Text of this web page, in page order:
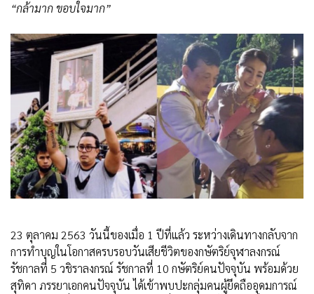
“กล้ามาก ขอบใจมาก”
23 ตุลาคม 2563 วันนี้ของเมื่อ 1 ปีที่แล้ว ระหว่างเดินทางกลับจาก
การทำบุญในโอกาสครบรอบวันเสียชีวิตของกษัตริย์จุฬาลงกรณ์
รัชกาลที่ 5 วชิราลงกรณ์ รัชกาลที่ 10 กษัตริย์คนปัจจุบัน พร้อมด้วย
สุทิดา ภรรยาเอกคนปัจจุบัน ได้เข้าพบปะกลุ่มคนผู้ยึดถืออุดมการณ์